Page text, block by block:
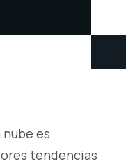
es
tendencias